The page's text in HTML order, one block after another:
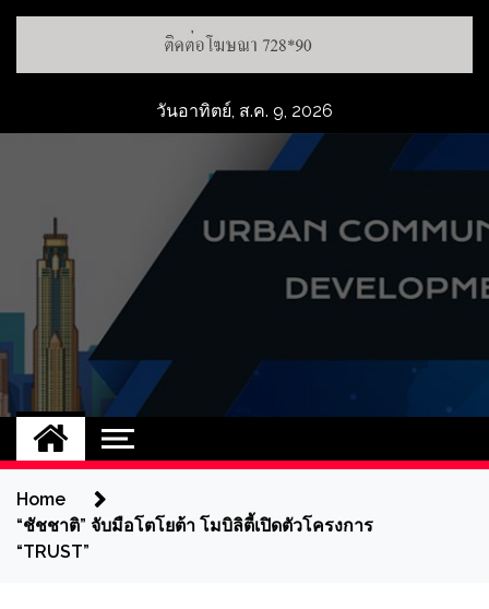
วันอาทิตย์, ส.ค. 9, 2026
UCD
NEW
Home
“ชัชชาติ” จับมือโตโยต้า โมบิลิตี้เปิดตัวโครงการ
“TRUST”